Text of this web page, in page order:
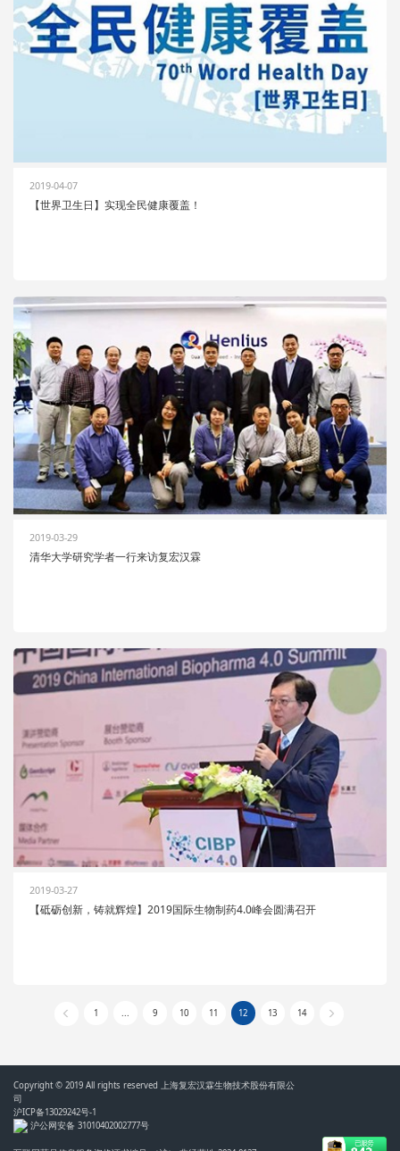
2019-04-07
【世界卫生日】实现全民健康覆盖！
2019-03-29
清华大学研究学者一行来访复宏汉霖
2019-03-27
【砥砺创新，铸就辉煌】2019国际生物制药4.0峰会圆满召开
1 ... 9 10 11 12 13 14
Copyright © 2019 All rights reserved 上海复宏汉霖生物技术股份有限公
司
沪ICP备13029242号-1
沪公网安备 31010402002777号